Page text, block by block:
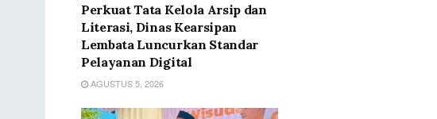
Perkuat Tata Kelola Arsip dan
Literasi, Dinas Kearsipan
Lembata Luncurkan Standar
Pelayanan Digital
AGUSTUS 5, 2026